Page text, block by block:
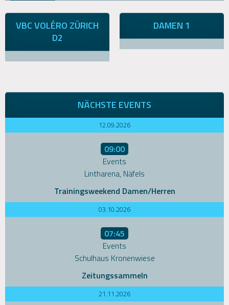
VBC VOLÉRO ZÜRICH
D2
DAMEN 1
NÄCHSTE EVENTS
12.09.2026
09:00
Events
Lintharena, Näfels
Trainingsweekend Damen/Herren
03.10.2026
07:45
Events
Schulhaus Kronenwiese
Zeitungssammeln
21.11.2026